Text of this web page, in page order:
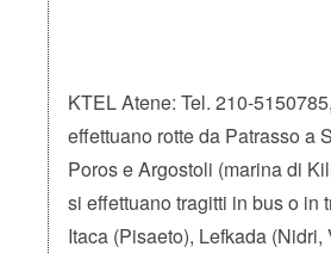
KTEL Atene: Tel. 210-
effettuano rotte da Patrasso a
Poros e Argostoli (marina di
si effettuano tragitti in bus o in
Itaca (Pisaeto), Lefkada